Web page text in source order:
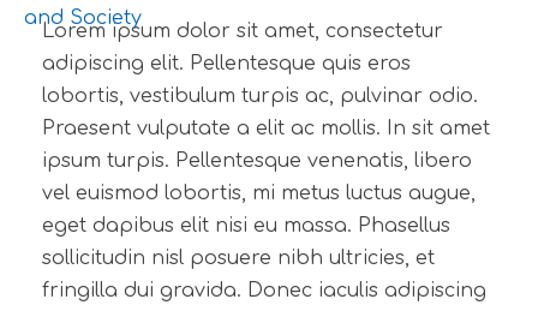
Lorem ipsum dolor sit amet, consectetur
adipiscing elit. Pellentesque quis eros
lobortis, vestibulum turpis ac, pulvinar odio.
Praesent vulputate a elit ac mollis. In sit amet
ipsum turpis. Pellentesque venenatis, libero
vel euismod lobortis, mi metus luctus augue,
eget dapibus elit nisi eu massa. Phasellus
sollicitudin nisl posuere nibh ultricies, et
fringilla dui gravida. Donec iaculis adipiscing